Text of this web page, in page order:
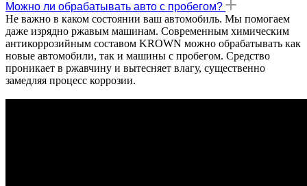
Можно ли обрабатывать авто с пробегом?
Не важно в каком состоянии ваш автомобиль. Мы помогаем
даже изрядно ржавым машинам. Современным химическим
антикоррозийным составом KROWN можно обрабатывать как
новые автомобили, так и машины с пробегом. Средство
проникает в ржавчину и вытесняет влагу, существенно
замедляя процесс коррозии.